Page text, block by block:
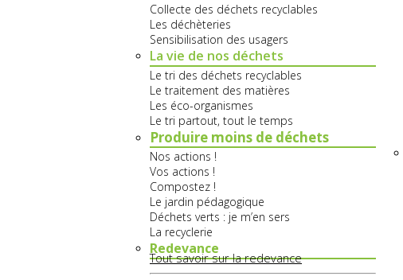
Collecte des déchets recyclables
Les déchèteries
Sensibilisation des usagers
La vie de nos déchets
Le tri des déchets recyclables
Le traitement des matières
Les éco-organismes
Le tri partout, tout le temps
Produire moins de déchets
Nos actions !
Vos actions !
Compostez !
Le jardin pédagogique
Déchets verts : je m’en sers
La recyclerie
Redevance
Tout savoir sur la redevance